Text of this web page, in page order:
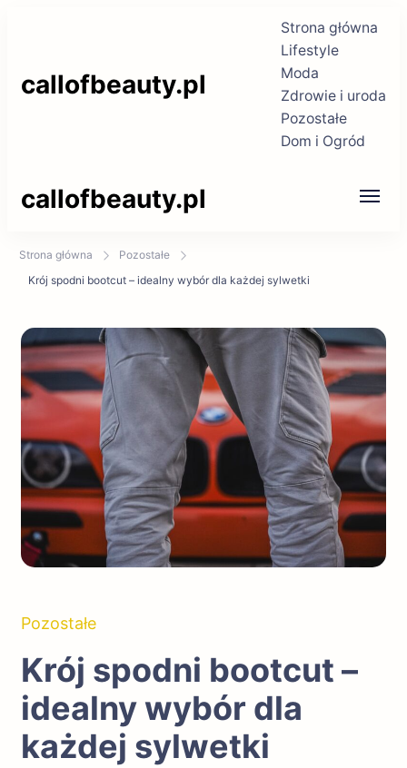
callofbeauty.pl
Strona główna
Lifestyle
Moda
Zdrowie i uroda
Pozostałe
Dom i Ogród
callofbeauty.pl
Strona główna
Pozostałe
Krój spodni bootcut – idealny wybór dla każdej sylwetki
Pozostałe
Krój spodni bootcut –
idealny wybór dla
każdej sylwetki